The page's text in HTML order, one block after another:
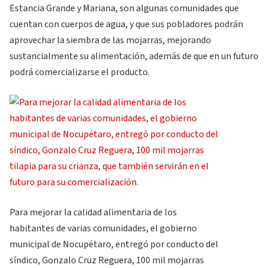
Estancia Grande y Mariana, son algunas comunidades que
cuentan con cuerpos de agua, y que sus pobladores podrán
aprovechar la siembra de las mojarras, mejorando
sustancialmente su alimentación, además de que en un futuro
podrá comercializarse el producto.
Para mejorar la calidad alimentaria de los
habitantes de varias comunidades, el gobierno
municipal de Nocupétaro, entregó por conducto del
síndico, Gonzalo Cruz Reguera, 100 mil mojarras